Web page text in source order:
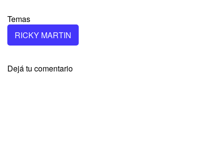
Temas
RICKY MARTIN
Dejá tu comentario